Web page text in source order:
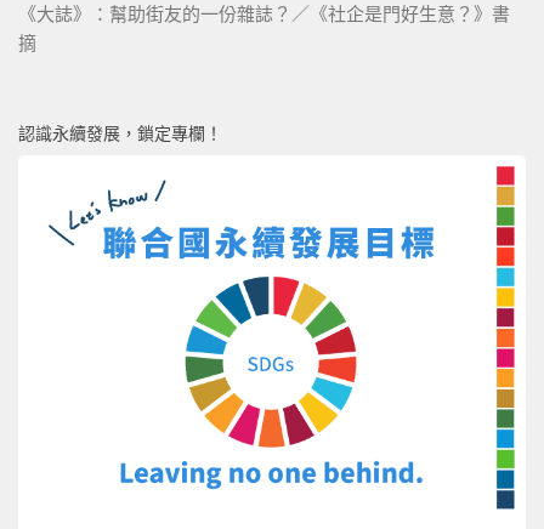
《大誌》：幫助街友的一份雜誌？／《社企是門好生意？》書
摘
認識永續發展，鎖定專欄！